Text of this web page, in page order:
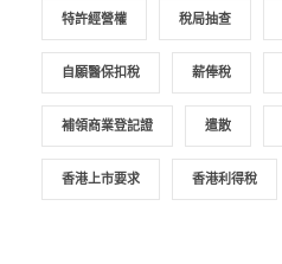
特許經營權 稅局抽查
自願醫保扣稅 薪俸稅
補領商業登記證 遣散
香港上市要求 香港利得稅